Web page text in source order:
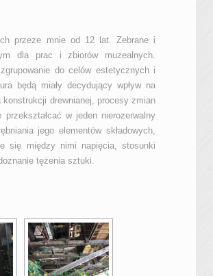
przeze mnie od 12 lat. Zebrane i
dla prac i zbiorów muzealnych.
do celów estetycznych i
będą miały decydujący wpływ na
drewnianej, procesy zmian
w jeden nierozerwalny
jego elementów składowych,
się między nimi napięcia, stosunki
tężenia sztuki.